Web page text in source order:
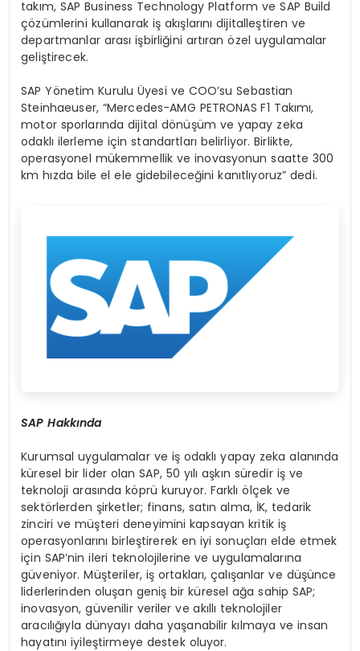
takım, SAP Business Technology Platform ve SAP Build
çözümlerini kullanarak iş akışlarını dijitalleştiren ve
departmanlar arası işbirliğini artıran özel uygulamalar
geliştirecek.
SAP Yönetim Kurulu Üyesi ve COO’su Sebastian
Steinhaeuser, “Mercedes-AMG PETRONAS F1 Takımı,
motor sporlarında dijital dönüşüm ve yapay zeka
odaklı ilerleme için standartları belirliyor. Birlikte,
operasyonel mükemmellik ve inovasyonun saatte 300
km hızda bile el ele gidebileceğini kanıtlıyoruz” dedi.
SAP Hakkında
Kurumsal uygulamalar ve iş odaklı yapay zeka alanında
küresel bir lider olan SAP, 50 yılı aşkın süredir iş ve
teknoloji arasında köprü kuruyor. Farklı ölçek ve
sektörlerden şirketler; finans, satın alma, İK, tedarik
zinciri ve müşteri deneyimini kapsayan kritik iş
operasyonlarını birleştirerek en iyi sonuçları elde etmek
için SAP’nin ileri teknolojilerine ve uygulamalarına
güveniyor. Müşteriler, iş ortakları, çalışanlar ve düşünce
liderlerinden oluşan geniş bir küresel ağa sahip SAP;
inovasyon, güvenilir veriler ve akıllı teknolojiler
aracılığıyla dünyayı daha yaşanabilir kılmaya ve insan
hayatını iyileştirmeye destek oluyor.